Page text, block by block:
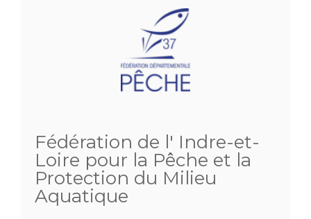
Fédération de l' Indre-et-
Loire pour la Pêche et la
Protection du Milieu
Aquatique